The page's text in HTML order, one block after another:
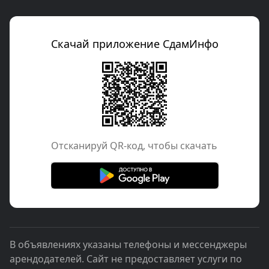
Скачай приложение СдамИнфо
Отcканируй QR-код, чтобы скачать
В объявлениях указаны телефоны и мессенджеры
арендодателей. Сайт не предоставляет услуги по